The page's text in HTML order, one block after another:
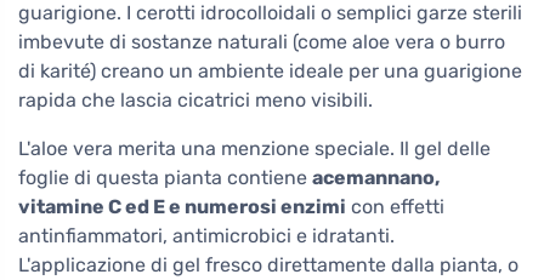
guarigione. I cerotti idrocolloidali o semplici garze sterili
imbevute di sostanze naturali (come aloe vera o burro
di karité) creano un ambiente ideale per una guarigione
rapida che lascia cicatrici meno visibili.
L'aloe vera merita una menzione speciale. Il gel delle
foglie di questa pianta contiene acemannano,
vitamine C ed E e numerosi enzimi con effetti
antinfiammatori, antimicrobici e idratanti.
L'applicazione di gel fresco direttamente dalla pianta, o